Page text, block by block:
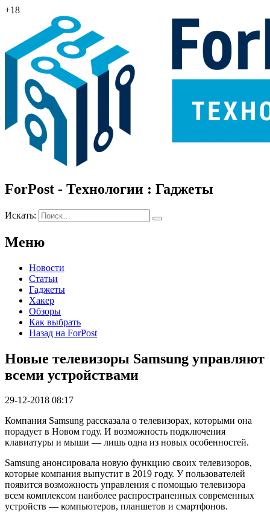
+18
ForPost - Технологии : Гаджеты
Искать:
Меню
Новости
Статьи
Гаджеты
Хакер
Обзоры
Как выбрать
Назад на ForPost
Новые телевизоры Samsung управляют
всеми устройствами
29-12-2018 08:17
Компания Samsung рассказала о телевизорах, которыми она
порадует в Новом году. И возможность подключения
клавиатуры и мыши — лишь одна из новых особенностей.
Samsung анонсировала новую функцию своих телевизоров,
которые компания выпустит в 2019 году. У пользователей
появится возможность управления с помощью телевизора
всем комплексом наиболее распространенных современных
устройств — компьютеров, планшетов и смартфонов.